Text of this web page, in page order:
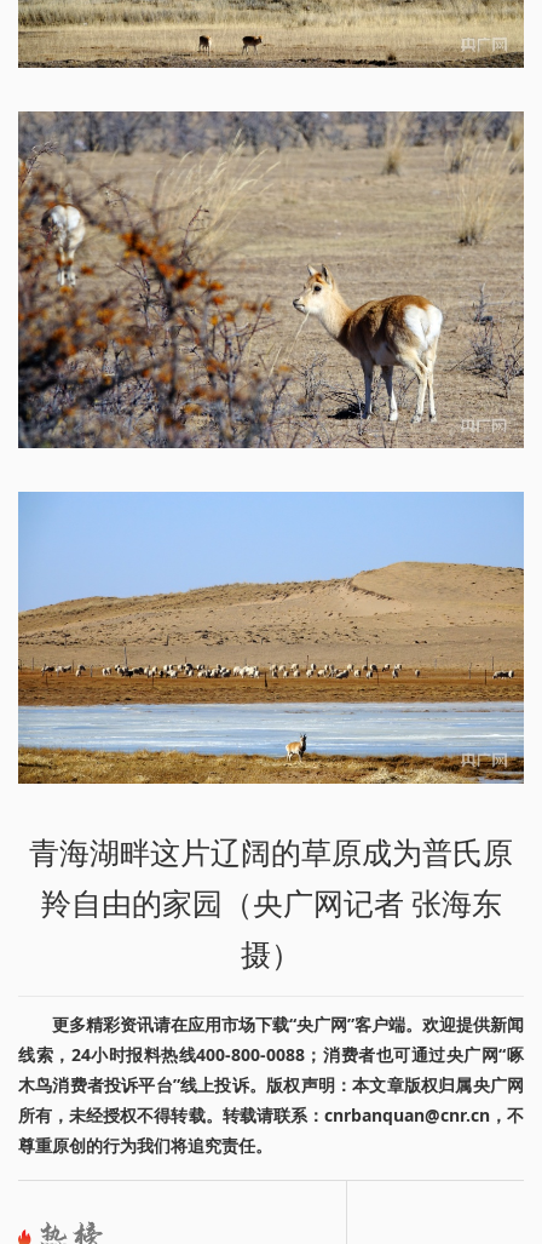
青海湖畔这片辽阔的草原成为普氏原
羚自由的家园（央广网记者 张海东
摄）
更多精彩资讯请在应用市场下载“央广网”客户端。欢迎提供新闻
线索，24小时报料热线400-800-0088；消费者也可通过央广网“啄
木鸟消费者投诉平台”线上投诉。版权声明：本文章版权归属央广网
所有，未经授权不得转载。转载请联系：cnrbanquan@cnr.cn，不
尊重原创的行为我们将追究责任。